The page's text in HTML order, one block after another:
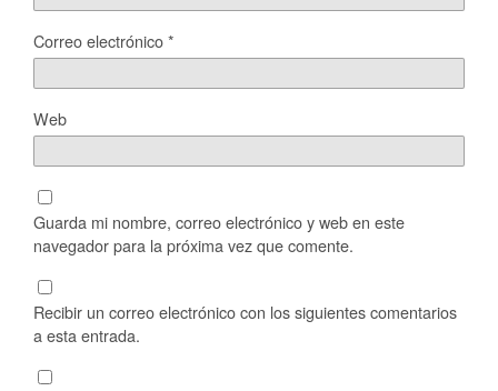
Correo electrónico*
Web
Guarda mi nombre, correo electrónico y web en este
navegador para la próxima vez que comente.
Recibir un correo electrónico con los siguientes comentarios
a esta entrada.